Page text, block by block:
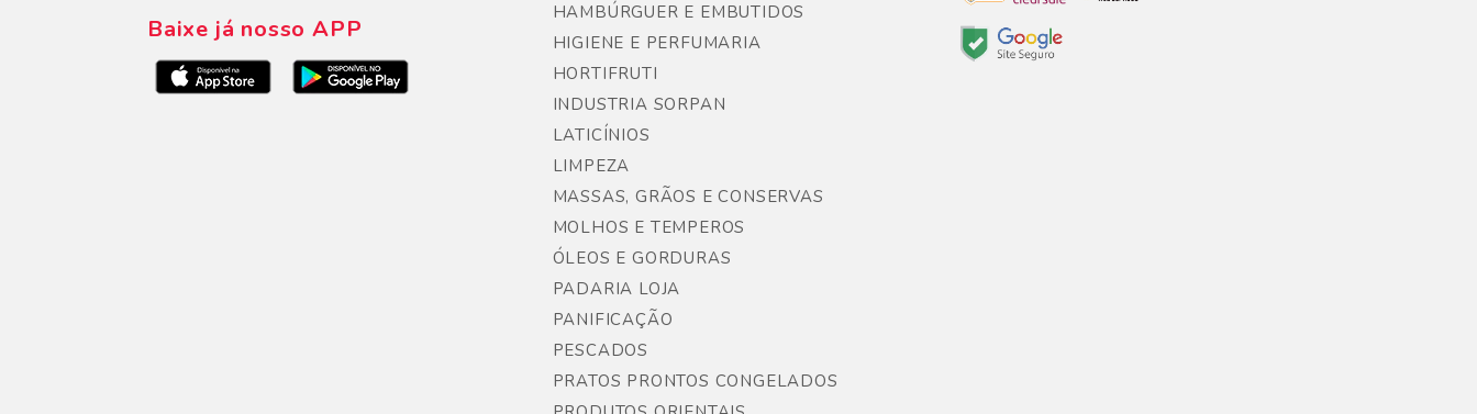
Baixe já nosso APP
HAMBÚRGUER E EMBUTIDOS
HIGIENE E PERFUMARIA
HORTIFRUTI
INDUSTRIA SORPAN
LATICÍNIOS
LIMPEZA
MASSAS, GRÃOS E CONSERVAS
MOLHOS E TEMPEROS
ÓLEOS E GORDURAS
PADARIA LOJA
PANIFICAÇÃO
PESCADOS
PRATOS PRONTOS CONGELADOS